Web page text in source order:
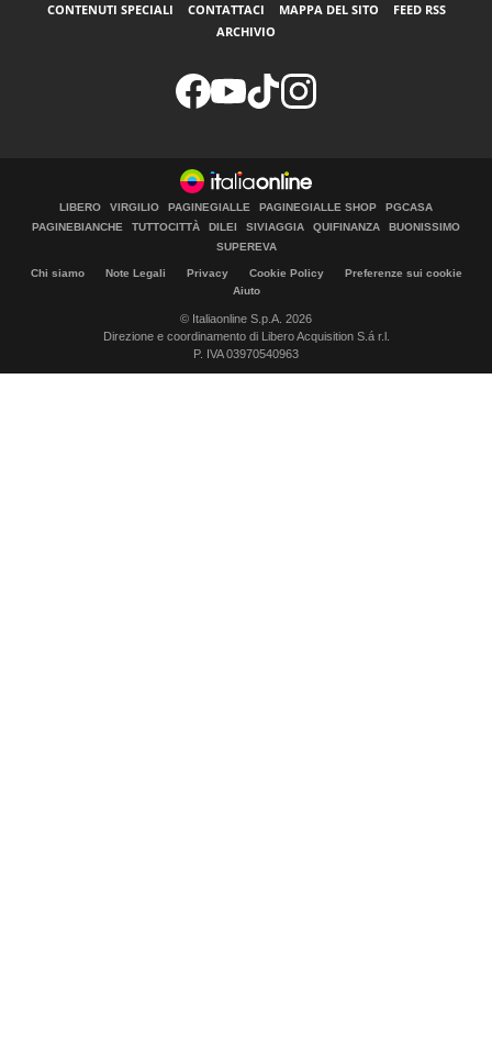
CONTENUTI SPECIALI CONTATTACI MAPPA DEL SITO
FEED RSS
ARCHIVIO
LIBERO VIRGILIO PAGINEGIALLE PAGINEGIALLE SHOP
PGCASA
PAGINEBIANCHE
TUTTOCITTÀ DILEI SIVIAGGIA QUIFINANZA
BUONISSIMO
SUPEREVA
Chi siamo Note Legali Privacy Cookie Policy
Preferenze sui cookie
Aiuto
© Italiaonline S.p.A. 2026
Direzione e coordinamento di Libero Acquisition S.á r.l.
P. IVA 03970540963